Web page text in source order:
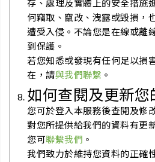
存、處理及實體上的安全措施
何竊取、竄改、洩露或毀損，
遭受入侵。不論您是在線或離
到保護。
若您知悉或發現有任何足以損
在，請與我們聯繫 。
如何查閱及更新您
您可於登入本服務後查閱及修
對您所提供給我們的資料有更
您可聯繫我們 。
我們致力於維持您資料的正確